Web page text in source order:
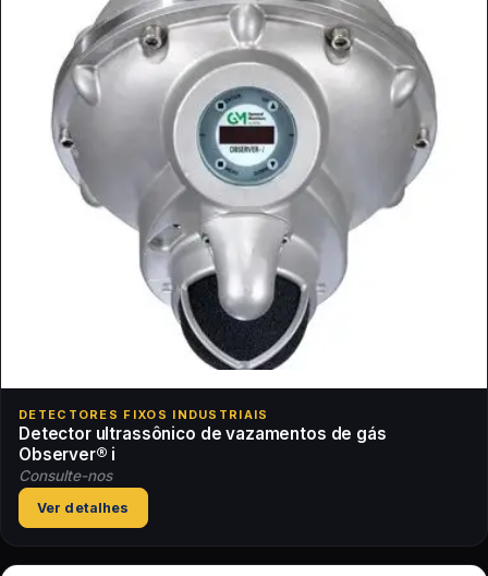
DETECTORES FIXOS INDUSTRIAIS
Detector ultrassônico de vazamentos de gás
Observer® i
Consulte-nos
Ver detalhes